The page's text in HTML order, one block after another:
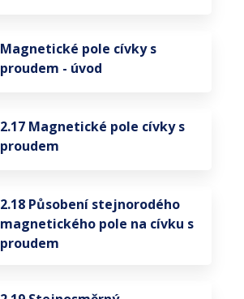
Magnetické pole cívky s
proudem - úvod
2.17 Magnetické pole cívky s
proudem
2.18 Působení stejnorodého
magnetického pole na cívku s
proudem